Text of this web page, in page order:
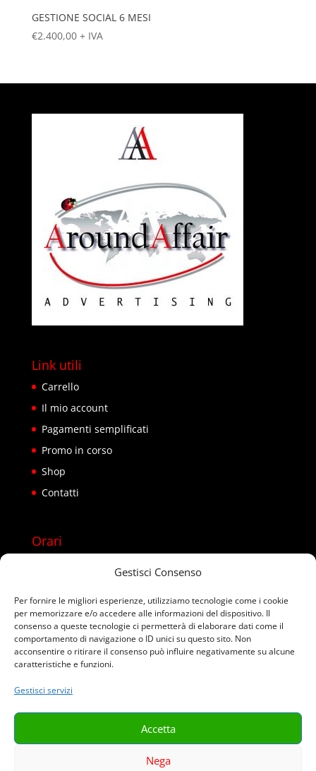
Gestisci Consenso
Per fornire le migliori esperienze, utilizziamo tecnologie come i cookie
per memorizzare e/o accedere alle informazioni del dispositivo. Il
consenso a queste tecnologie ci permetterà di elaborare dati come il
comportamento di navigazione o ID unici su questo sito. Non
acconsentire o ritirare il consenso può influire negativamente su alcune
caratteristiche e funzioni.
Gestisci servizi
Accetta
Nega
GESTIONE SOCIAL 6 MESI
€2.400,00 + IVA
Link utili
Carrello
Il mio account
Pagamenti semplificati
Promo in corso
Shop
Contatti
Orari
Usa anche WhatsApp
Termini e Condizioni
Resi & Rimborsi
Privacy
Cookie Policy (UE)